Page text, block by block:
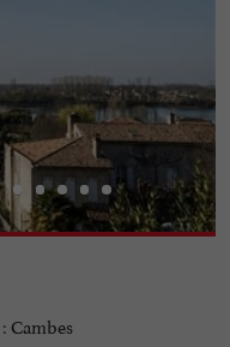
Cambes